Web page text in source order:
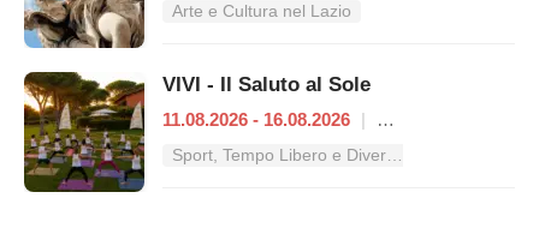
Arte e Cultura nel Lazio
VIVI - Il Saluto al Sole
11.08.2026 - 16.08.2026 |